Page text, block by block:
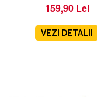
159,90 Lei
VEZI DETALII